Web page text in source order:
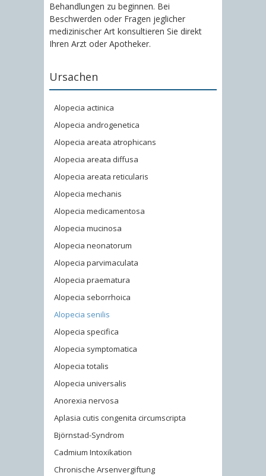
Behandlungen zu beginnen. Bei
Beschwerden oder Fragen jeglicher
medizinischer Art konsultieren Sie direkt
Ihren Arzt oder Apotheker.
Ursachen
Alopecia actinica
Alopecia androgenetica
Alopecia areata atrophicans
Alopecia areata diffusa
Alopecia areata reticularis
Alopecia mechanis
Alopecia medicamentosa
Alopecia mucinosa
Alopecia neonatorum
Alopecia parvimaculata
Alopecia praematura
Alopecia seborrhoica
Alopecia senilis
Alopecia specifica
Alopecia symptomatica
Alopecia totalis
Alopecia universalis
Anorexia nervosa
Aplasia cutis congenita circumscripta
Björnstad-Syndrom
Cadmium Intoxikation
Chronische Arsenvergiftung